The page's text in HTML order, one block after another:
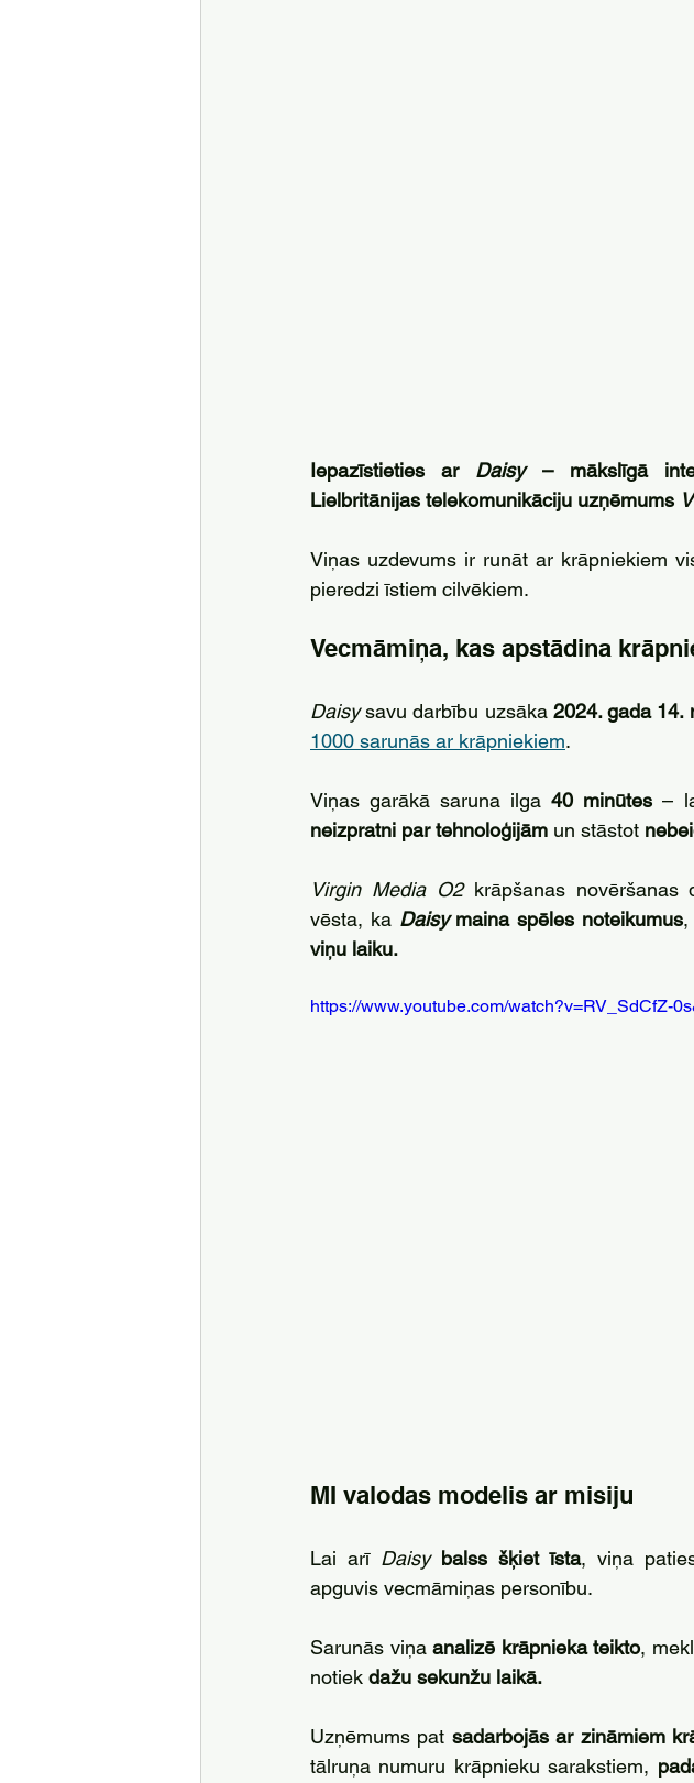
Iepazīstieties ar Daisy – mākslīgā
Lielbritānijas telekomunikāciju uzņēmums
Viņas uzdevums ir runāt ar krāpniekiem
pieredzi īstiem cilvēkiem.
Vecmāmiņa, kas apstādina
Daisy savu darbību uzsāka 2024. gada 14.
1000 sarunās ar krāpniekiem.
Viņas garākā saruna ilga 40 minūtes
neizpratni par tehnoloģijām un stāstot
Virgin Media O2 krāpšanas
vēsta, ka Daisy maina spēles noteikumus,
viņu laiku.
https://www.youtube.com/watch?v=RV_SdCfZ-
MI valodas modelis ar misiju
Lai arī Daisy balss šķiet īsta, viņa
apguvis vecmāmiņas personību.
Sarunās viņa analizē krāpnieka teikto,
notiek dažu sekunžu laikā.
Uzņēmums pat sadarbojās ar zināmiem
tālruņa numuru krāpnieku sarakstiem,